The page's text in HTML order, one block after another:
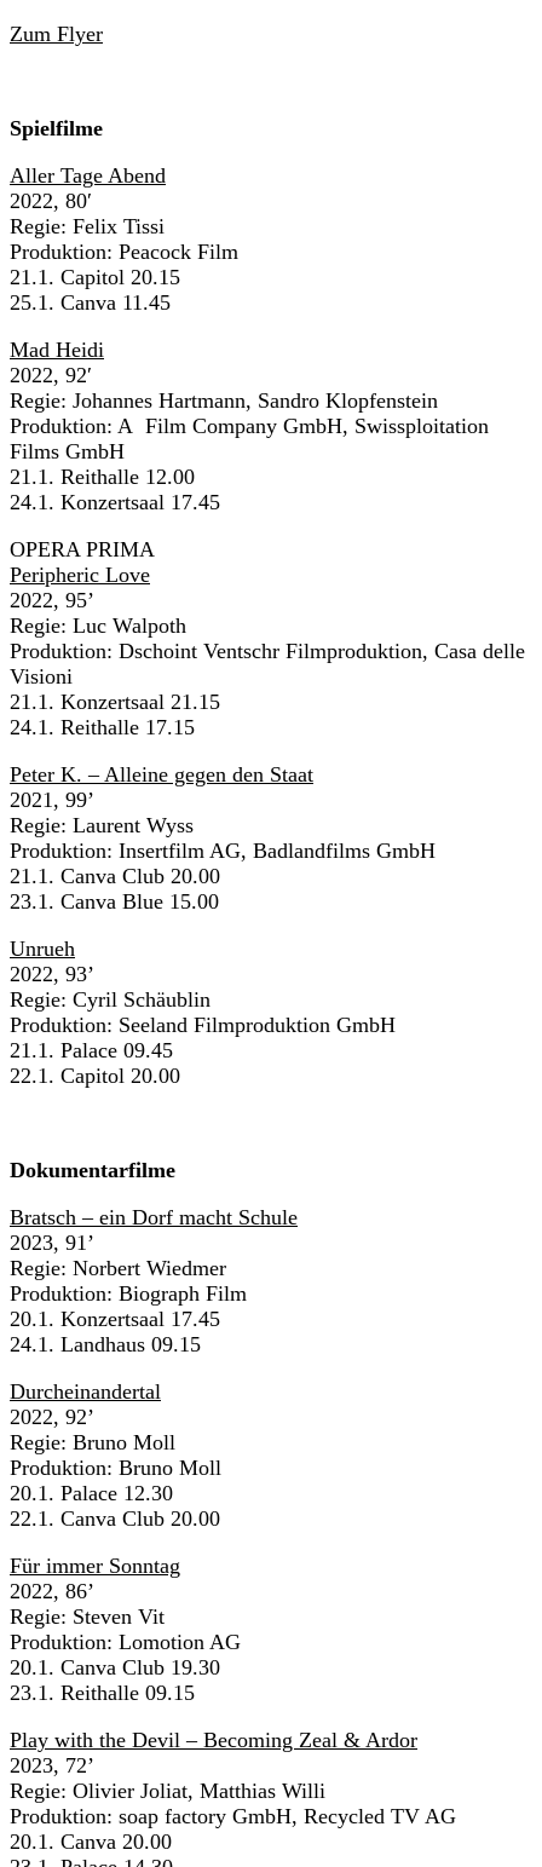
Zum Flyer
Spielfilme
Aller Tage Abend
2022, 80′
Regie: Felix Tissi
Produktion: Peacock Film
21.1. Capitol 20.15
25.1. Canva 11.45
Mad Heidi
2022, 92′
Regie: Johannes Hartmann, Sandro Klopfenstein
Produktion: A Film Company GmbH, Swissploitation
Films GmbH
21.1. Reithalle 12.00
24.1. Konzertsaal 17.45
OPERA PRIMA
Peripheric Love
2022, 95’
Regie: Luc Walpoth
Produktion: Dschoint Ventschr Filmproduktion, Casa delle
Visioni
21.1. Konzertsaal 21.15
24.1. Reithalle 17.15
Peter K. – Alleine gegen den Staat
2021, 99’
Regie: Laurent Wyss
Produktion: Insertfilm AG, Badlandfilms GmbH
21.1. Canva Club 20.00
23.1. Canva Blue 15.00
Unrueh
2022, 93’
Regie: Cyril Schäublin
Produktion: Seeland Filmproduktion GmbH
21.1. Palace 09.45
22.1. Capitol 20.00
Dokumentarfilme
Bratsch – ein Dorf macht Schule
2023, 91’
Regie: Norbert Wiedmer
Produktion: Biograph Film
20.1. Konzertsaal 17.45
24.1. Landhaus 09.15
Durcheinandertal
2022, 92’
Regie: Bruno Moll
Produktion: Bruno Moll
20.1. Palace 12.30
22.1. Canva Club 20.00
Für immer Sonntag
2022, 86’
Regie: Steven Vit
Produktion: Lomotion AG
20.1. Canva Club 19.30
23.1. Reithalle 09.15
Play with the Devil – Becoming Zeal & Ardor
2023, 72’
Regie: Olivier Joliat, Matthias Willi
Produktion: soap factory GmbH, Recycled TV AG
20.1. Canva 20.00